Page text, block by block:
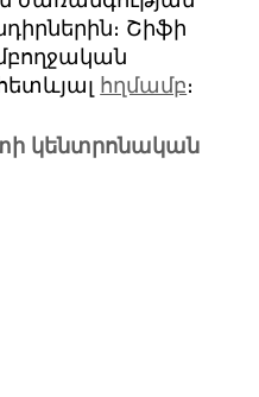
Շիֆի
հղմամբ։
կենտրոնական